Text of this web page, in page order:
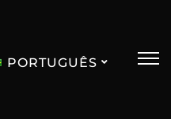
PORTUGUÊS